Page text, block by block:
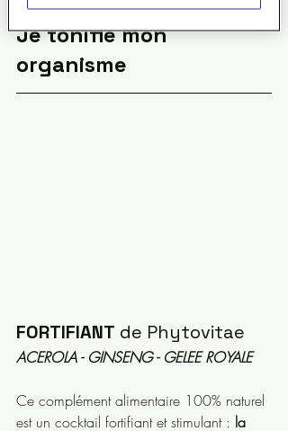
Je tonifie mon
organisme
FORTIFIANT de Phytovitae
ACEROLA - GINSENG - GELEE ROYALE
Ce complément alimentaire 100% naturel
est un cocktail fortifiant et stimulant : la